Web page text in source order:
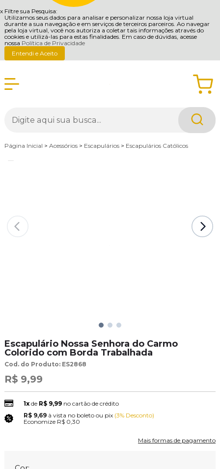
x Filtre sua Pesquisa:
Utilizamos seus dados para analisar e personalizar nossa loja virtual
durante a sua navegação e em serviços de terceiros parceiros. Ao navegar
pela loja virtual, você nos autoriza a coletar tais informações através do
cookies e utilizá-las para estas finalidades. Em caso de dúvidas, acesse
nossa Política de Privacidade
Entendi e Aceito
Página Inicial > Acessórios > Escapulários > Escapulários Católicos
Escapulário Nossa Senhora do Carmo
Colorido com Borda Trabalhada
Cod. do Produto: ES2868
R$ 9,99
1xde R$ 9,99 no cartão de crédito
R$ 9,69 à vista no boleto ou pix (3% Desconto)
Economize R$ 0,30
Mais formas de pagamento